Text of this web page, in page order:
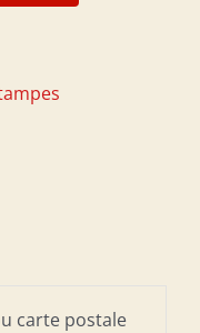
carte postale